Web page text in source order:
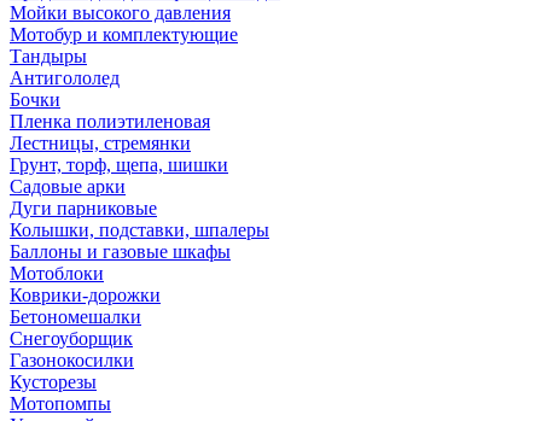
Мойки высокого давления
Мотобур и комплектующие
Тандыры
Антигололед
Бочки
Пленка полиэтиленовая
Лестницы, стремянки
Грунт, торф, щепа, шишки
Садовые арки
Дуги парниковые
Колышки, подставки, шпалеры
Баллоны и газовые шкафы
Мотоблоки
Коврики-дорожки
Бетономешалки
Снегоуборщик
Газонокосилки
Кусторезы
Мотопомпы